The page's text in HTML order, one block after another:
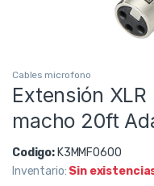
Cables microfono
Extensión
macho 20ft
Codigo: K3MMF0600
Inventario: Sin